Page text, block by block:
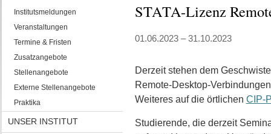
Institutsmeldungen
Veranstaltungen
Termine & Fristen
Zusatzangebote
Stellenangebote
Externe Stellenangebote
Praktika
UNSER INSTITUT
STATA-Lizenz
01.06.2023 – 31.10.2023
Derzeit stehen dem
Remote-Desktop-
Weiteres auf die örtlichen CIP-
Studierende, die derzeit